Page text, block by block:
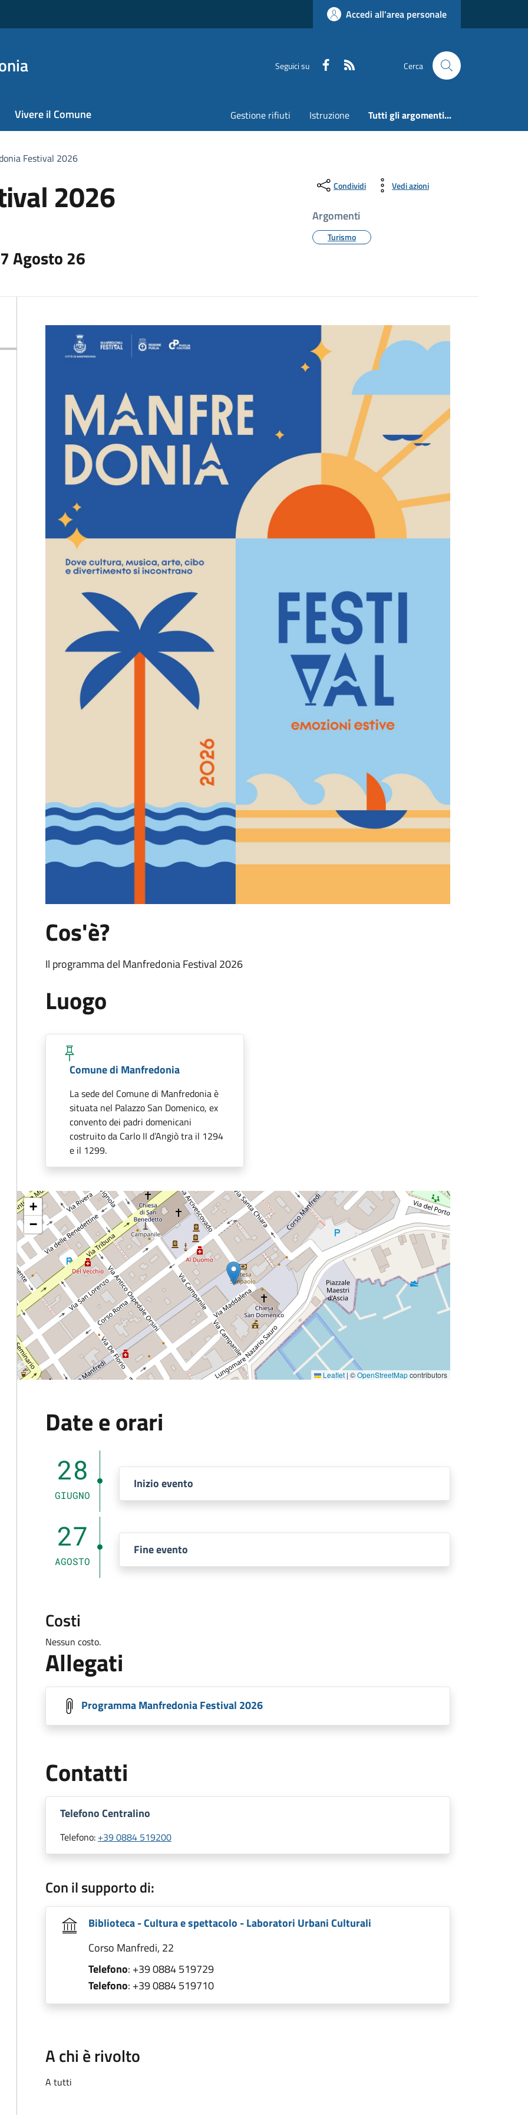
Accedi all'area personale
Seguici su Faceboook Cerca
Vivere il Comune Gestione rifiuti Istruzione Tutti gli argomenti...
Festival 2026
2026
Agosto 26
Condividi Vedi azioni
Argomenti
Turismo
Cos'è?
Il programma del Manfredonia Festival 2026
Luogo
Comune di Manfredonia
La sede del Comune di Manfredonia è
situata nel Palazzo San Domenico, ex
convento dei padri domenicani
costruito da Carlo II d’Angiò tra il 1294
e il 1299.
+
−
Leaflet | ©OpenStreetMapcontributors
Date e orari
28
GIUGNO
Inizio evento
27
AGOSTO
Fine evento
Costi
Nessun costo.
Allegati
Programma Manfredonia Festival 2026
Contatti
Telefono Centralino
Telefono: +39 0884 519200
Con il supporto di:
Biblioteca - Cultura e spettacolo - Laboratori Urbani Culturali
Corso Manfredi, 22
Telefono: +39 0884 519729
Telefono: +39 0884 519710
A chi è rivolto
A tutti